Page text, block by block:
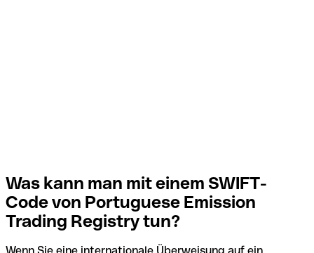
Was kann man mit einem SWIFT-
Code von Portuguese Emission
Trading Registry tun?